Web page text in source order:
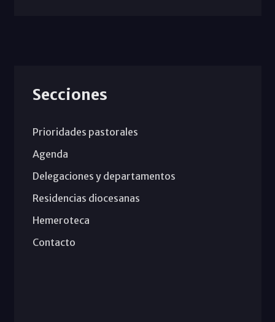
Secciones
Prioridades pastorales
Agenda
Delegaciones y departamentos
Residencias diocesanas
Hemeroteca
Contacto